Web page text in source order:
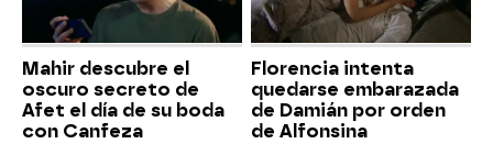
Mahir descubre el
oscuro secreto de
Afet el día de su boda
con Canfeza
Florencia intenta
quedarse embarazada
de Damián por orden
de Alfonsina